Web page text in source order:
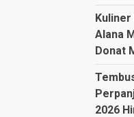
Alana
Donat
2026